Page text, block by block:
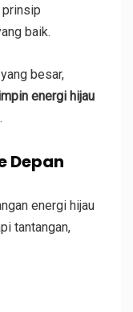
baik.
besar,
energi hijau
Depan
energi hijau
tantangan,